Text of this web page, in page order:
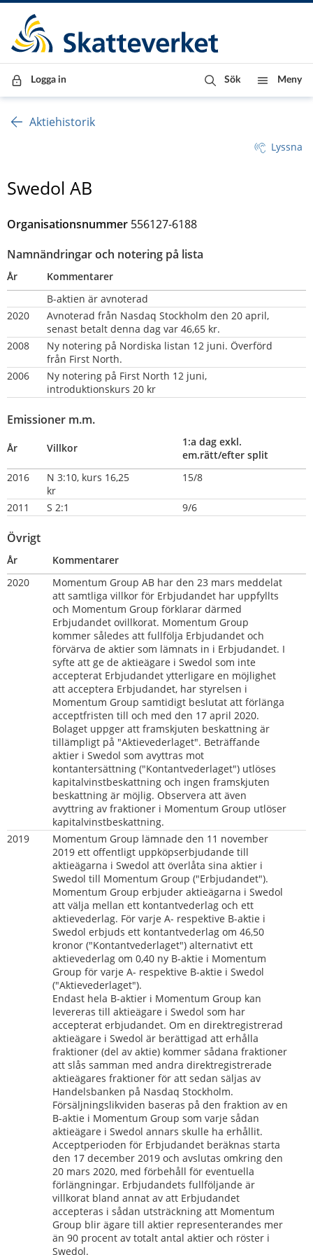
Till innehåll
Till navigationen
Till chattrobot
Logga in Sök Meny
Aktiehistorik
Lyssna
Swedol AB
Organisationsnummer 556127-6188
Namnändringar och notering på lista
År
Kommentarer
B-aktien är avnoterad
2020
Avnoterad från Nasdaq Stockholm den 20 april,
senast betalt denna dag var 46,65 kr.
2008
Ny notering på Nordiska listan 12 juni. Överförd
från First North.
2006
Ny notering på First North 12 juni,
introduktionskurs 20 kr
Emissioner m.m.
År Villkor
1:a dag exkl.
em.rätt/efter split
2016
N 3:10, kurs 16,25
kr
15/8
2011 S 2:1 9/6
Övrigt
År
Kommentarer
2020
Momentum Group AB har den 23 mars meddelat
att samtliga villkor för Erbjudandet har uppfyllts
och Momentum Group förklarar därmed
Erbjudandet ovillkorat. Momentum Group
kommer således att fullfölja Erbjudandet och
förvärva de aktier som lämnats in i Erbjudandet. I
syfte att ge de aktieägare i Swedol som inte
accepterat Erbjudandet ytterligare en möjlighet
att acceptera Erbjudandet, har styrelsen i
Momentum Group samtidigt beslutat att förlänga
acceptfristen till och med den 17 april 2020.
Bolaget uppger att framskjuten beskattning är
tillämpligt på "Aktievederlaget". Beträffande
aktier i Swedol som avyttras mot
kontantersättning ("Kontantvederlaget") utlöses
kapitalvinstbeskattning och ingen framskjuten
beskattning är möjlig. Observera att även
avyttring av fraktioner i Momentum Group utlöser
kapitalvinstbeskattning.
2019
Momentum Group lämnade den 11 november
2019 ett offentligt uppköpserbjudande till
aktieägarna i Swedol att överlåta sina aktier i
Swedol till Momentum Group ("Erbjudandet").
Momentum Group erbjuder aktieägarna i Swedol
att välja mellan ett kontantvederlag och ett
aktievederlag. För varje A- respektive B-aktie i
Swedol erbjuds ett kontantvederlag om 46,50
kronor ("Kontantvederlaget") alternativt ett
aktievederlag om 0,40 ny B-aktie i Momentum
Group för varje A- respektive B-aktie i Swedol
("Aktievederlaget").
Endast hela B-aktier i Momentum Group kan
levereras till aktieägare i Swedol som har
accepterat erbjudandet. Om en direktregistrerad
aktieägare i Swedol är berättigad att erhålla
fraktioner (del av aktie) kommer sådana fraktioner
att slås samman med andra direktregistrerade
aktieägares fraktioner för att sedan säljas av
Handelsbanken på Nasdaq Stockholm.
Försäljningslikviden baseras på den fraktion av en
B-aktie i Momentum Group som varje sådan
aktieägare i Swedol annars skulle ha erhållit.
Acceptperioden för Erbjudandet beräknas starta
den 17 december 2019 och avslutas omkring den
20 mars 2020, med förbehåll för eventuella
förlängningar. Erbjudandets fullföljande är
villkorat bland annat av att Erbjudandet
accepteras i sådan utsträckning att Momentum
Group blir ägare till aktier representerandes mer
än 90 procent av totalt antal aktier och röster i
Swedol.